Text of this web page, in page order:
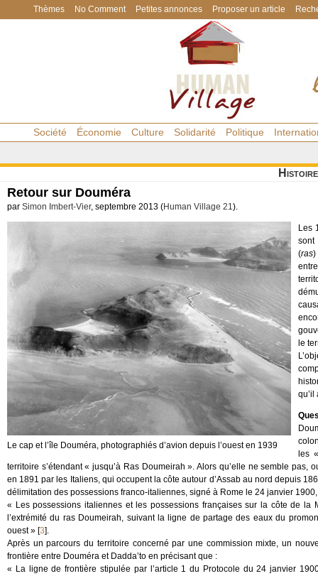
Thèmes No Comment Petites annonces Proposer un article
Société Économie Culture Solidarité Politique
Histoire
Retour sur Douméra
par Simon Imbert-Vier, septembre 2013 (Human Village 21).
Le cap et l’île Douméra, photographiés d’avion depuis l’ouest en 1939
Les
sont
(ras)
le
qu’il
les
territoire s’étendant « jusqu’à Ras Doumeirah ». Alors qu’elle ne semble
en 1891 par les Italiens, qui occupent la côte autour d’Assab au nord depuis
délimitation des possessions franco-italiennes, signé à Rome le 24 janvier
« Les possessions italiennes et les possessions françaises sur la côte de
l’extrémité du ras Doumeirah, suivant la ligne de partage des eaux du
ouest » [3].
Après un parcours du territoire concerné par une commission mixte, un
frontière entre Douméra et Dadda’to en précisant que :
« La ligne de frontière stipulée par l’article 1 du Protocole du 24 janvier